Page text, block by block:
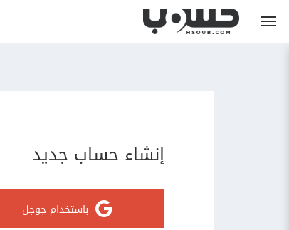
إنشاء حساب جديد
باستخدام جوجل